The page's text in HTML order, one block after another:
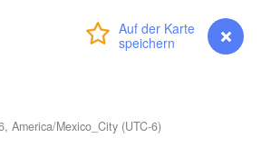
myVentusky Vorhersage
America/Mexico_City (UTC-6)